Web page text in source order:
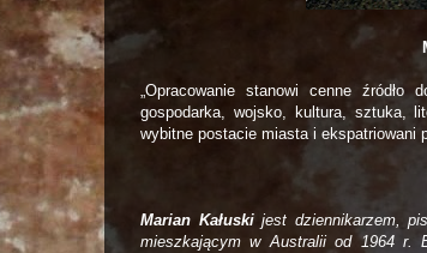
„Opracowanie stanowi cenne
gospodarka, wojsko, kultura, sztuka,
wybitne postacie miasta i ekspatriowani
Marian Kałuskijest dziennikarzem,
mieszkającym w Australii od 1964 r.